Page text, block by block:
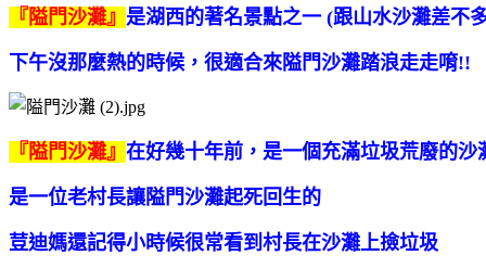
『隘門沙灘』 是湖西的著名景點之一 (跟山水沙灘差不
下午沒那麼熱的時候，很適合來隘門沙灘踏浪走走唷!!
『隘門沙灘』 在好幾十年前，是一個充滿垃圾荒廢的沙
是一位老村長讓隘門沙灘起死回生的
荳迪媽還記得小時候很常看到村長在沙灘上撿垃圾